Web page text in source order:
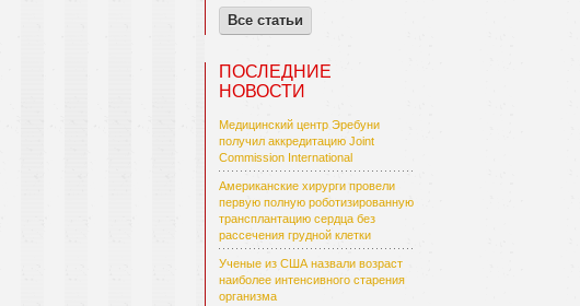
Все статьи
ПОСЛЕДНИЕ
НОВОСТИ
Медицинский центр Эребуни
получил аккредитацию Joint
Commission International
Американские хирурги провели
первую полную роботизированную
трансплантацию сердца без
рассечения грудной клетки
Ученые из США назвали возраст
наиболее интенсивного старения
организма